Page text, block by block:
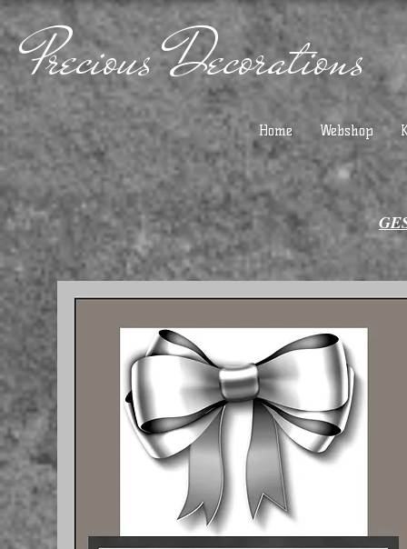
Precious Decorations
Home Webshop